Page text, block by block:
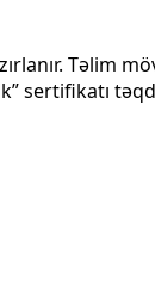
Təlim
sertifikatı